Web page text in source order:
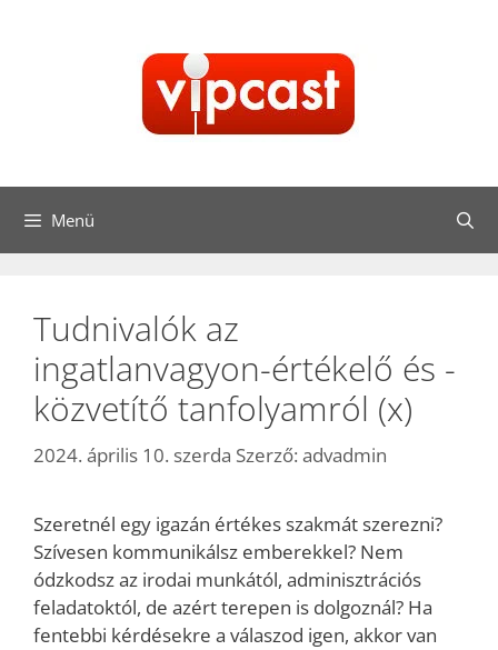
Menü
Tudnivalók az
ingatlanvagyon-értékelő és -
közvetítő tanfolyamról (x)
2024. április 10. szerda Szerző: advadmin
Szeretnél egy igazán értékes szakmát szerezni?
Szívesen kommunikálsz emberekkel? Nem
ódzkodsz az irodai munkától, adminisztrációs
feladatoktól, de azért terepen is dolgoznál? Ha
fentebbi kérdésekre a válaszod igen, akkor van